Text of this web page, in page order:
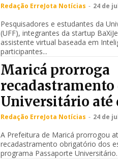
Redação ErreJota Notícias - 24 de
Pesquisadores e estudantes da
(UFF), integrantes da startup
assistente virtual baseada em
participantes...
Maricá prorroga
recadastramento
Universitário até
Redação ErreJota Notícias - 24 de
A Prefeitura de Maricá prorrogou
recadastramento obrigatório dos
programa Passaporte